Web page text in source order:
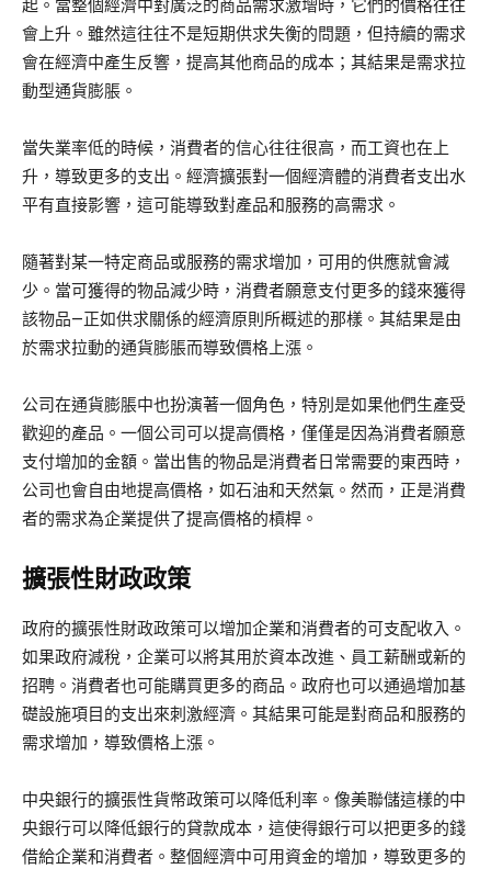
起。當整個經濟中對廣泛的商品需求激增時，它們的價格往往
會上升。雖然這往往不是短期供求失衡的問題，但持續的需求
會在經濟中產生反響，提高其他商品的成本；其結果是需求拉
動型通貨膨脹。
當失業率低的時候，消費者的信心往往很高，而工資也在上
升，導致更多的支出。經濟擴張對一個經濟體的消費者支出水
平有直接影響，這可能導致對產品和服務的高需求。
隨著對某一特定商品或服務的需求增加，可用的供應就會減
少。當可獲得的物品減少時，消費者願意支付更多的錢來獲得
該物品–正如供求關係的經濟原則所概述的那樣。其結果是由
於需求拉動的通貨膨脹而導致價格上漲。
公司在通貨膨脹中也扮演著一個角色，特別是如果他們生產受
歡迎的產品。一個公司可以提高價格，僅僅是因為消費者願意
支付增加的金額。當出售的物品是消費者日常需要的東西時，
公司也會自由地提高價格，如石油和天然氣。然而，正是消費
者的需求為企業提供了提高價格的槓桿。
擴張性財政政策
政府的擴張性財政政策可以增加企業和消費者的可支配收入。
如果政府減稅，企業可以將其用於資本改進、員工薪酬或新的
招聘。消費者也可能購買更多的商品。政府也可以通過增加基
礎設施項目的支出來刺激經濟。其結果可能是對商品和服務的
需求增加，導致價格上漲。
中央銀行的擴張性貨幣政策可以降低利率。像美聯儲這樣的中
央銀行可以降低銀行的貸款成本，這使得銀行可以把更多的錢
借給企業和消費者。整個經濟中可用資金的增加，導致更多的